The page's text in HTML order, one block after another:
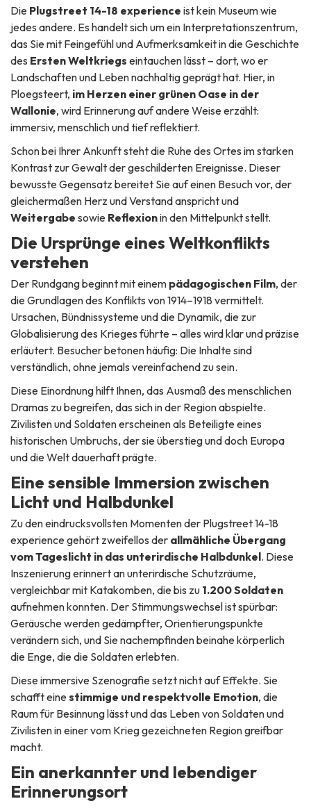
Die Plugstreet 14-18 experience ist kein Museum wie
jedes andere. Es handelt sich um ein Interpretationszentrum,
das Sie mit Feingefühl und Aufmerksamkeit in die Geschichte
des Ersten Weltkriegs eintauchen lässt – dort, wo er
Landschaften und Leben nachhaltig geprägt hat. Hier, in
Ploegsteert, im Herzen einer grünen Oase in der
Wallonie, wird Erinnerung auf andere Weise erzählt:
immersiv, menschlich und tief reflektiert.
Schon bei Ihrer Ankunft steht die Ruhe des Ortes im starken
Kontrast zur Gewalt der geschilderten Ereignisse. Dieser
bewusste Gegensatz bereitet Sie auf einen Besuch vor, der
gleichermaßen Herz und Verstand anspricht und
Weitergabe sowie Reflexionin den Mittelpunkt stellt.
Die Ursprünge eines Weltkonflikts
verstehen
Der Rundgang beginnt mit einem pädagogischen Film, der
die Grundlagen des Konflikts von 1914–1918 vermittelt.
Ursachen, Bündnissysteme und die Dynamik, die zur
Globalisierung des Krieges führte – alles wird klar und präzise
erläutert. Besucher betonen häufig: Die Inhalte sind
verständlich, ohne jemals vereinfachend zu sein.
Diese Einordnung hilft Ihnen, das Ausmaß des menschlichen
Dramas zu begreifen, das sich in der Region abspielte.
Zivilisten und Soldaten erscheinen als Beteiligte eines
historischen Umbruchs, der sie überstieg und doch Europa
und die Welt dauerhaft prägte.
Eine sensible Immersion zwischen
Licht und Halbdunkel
Zu den eindrucksvollsten Momenten der Plugstreet 14-18
experience gehört zweifellos der allmähliche Übergang
vom Tageslicht in das unterirdische Halbdunkel. Diese
Inszenierung erinnert an unterirdische Schutzräume,
vergleichbar mit Katakomben, die bis zu 1.200 Soldaten
aufnehmen konnten. Der Stimmungswechsel ist spürbar:
Geräusche werden gedämpfter, Orientierungspunkte
verändern sich, und Sie nachempfinden beinahe körperlich
die Enge, die die Soldaten erlebten.
Diese immersive Szenografie setzt nicht auf Effekte. Sie
schafft einestimmige und respektvolle Emotion, die
Raum für Besinnung lässt und das Leben von Soldaten und
Zivilisten in einer vom Krieg gezeichneten Region greifbar
macht.
Ein anerkannter und lebendiger
Erinnerungsort